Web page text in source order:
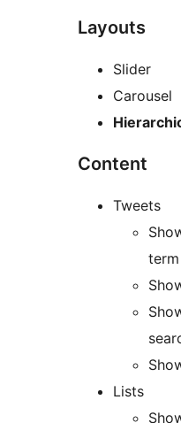
Layouts
Slider
Carousel
Content
Tweets
term
Lists